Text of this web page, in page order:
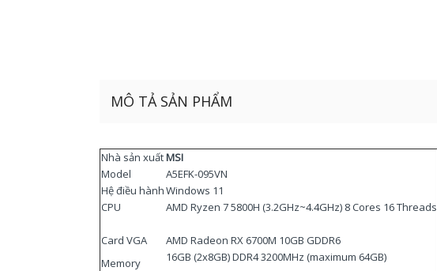
MÔ TẢ SẢN PHẨM
Nhà sản xuấtMSI
Model
A5EFK-095VN
Hệ điều hànhWindows 11
CPU
AMD Ryzen 7 5800H (3.2GHz~4.4GHz) 8 Cores 16 Threads
Card VGA
AMD Radeon RX 6700M 10GB GDDR6
Memory
16GB (2x8GB) DDR4 3200MHz (maximum 64GB)